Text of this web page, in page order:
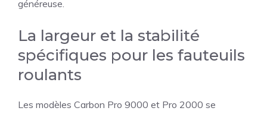
généreuse.
La largeur et la stabilité
spécifiques pour les fauteuils
roulants
Les modèles Carbon Pro 9000 et Pro 2000 se